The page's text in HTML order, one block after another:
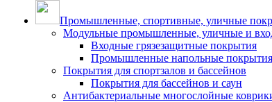
Промышленные, спортивные, уличные
Модульные промышленные, уличные и
Входные грязезащитные покрытия
Промышленные напольные покрытия
Покрытия для спортзалов и бассейнов
Покрытия для бассейнов и саун
Антибактериальные многослойные